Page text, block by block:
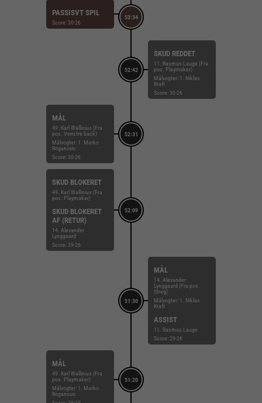
53:34
PASSISVT SPIL
Score: 30-26
52:42
SKUD REDDET
11. Rasmus Lauge (Fra
pos. Playmaker)
Målvogter: 1. Niklas
Kraft
Score: 30-26
52:31
MÅL
49. Karl Wallinius (Fra
pos. Venstre back)
Målvogter: 1. Marko
Roganovic
Score: 30-26
52:09
SKUD BLOKERET
49. Karl Wallinius (Fra
pos. Playmaker)
SKUD BLOKERET
AF (RETUR)
14. Alexander
Lynggaard
Score: 29-26
51:30
MÅL
14. Alexander
Lynggaard (Fra pos.
Streg)
Målvogter: 1. Niklas
Kraft
ASSIST
11. Rasmus Lauge
Score: 29-26
51:20
MÅL
49. Karl Wallinius (Fra
pos. Playmaker)
Målvogter: 1. Marko
Roganovic